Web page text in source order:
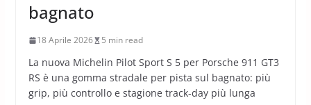
bagnato
18 Aprile 2026 5 min read
La nuova Michelin Pilot Sport S 5 per Porsche 911 GT3
RS è una gomma stradale per pista sul bagnato: più
grip, più controllo e stagione track-day più lunga